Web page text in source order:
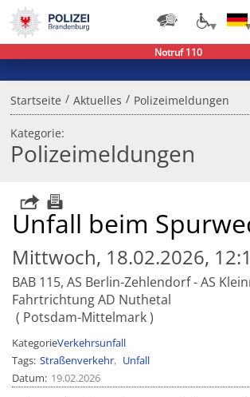
Startseite / Aktuelles / Polizeimeldungen
Kategorie:
Polizeimeldungen
Unfall beim
Mittwoch, 18.02.2026,
BAB 115, AS Berlin-Zehlendorf - AS
Fahrtrichtung AD Nuthetal
Potsdam-Mittelmark
KategorieVerkehrsunfall
Tags Straßenverkehr
Unfall
Datum 19.02.2026
Notruf 110